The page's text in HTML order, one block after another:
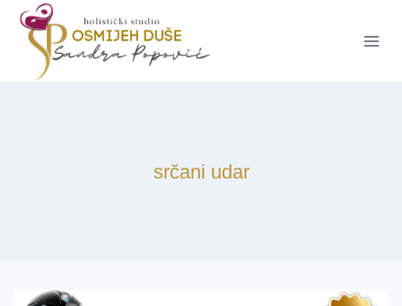
Skip
content
srčani udar